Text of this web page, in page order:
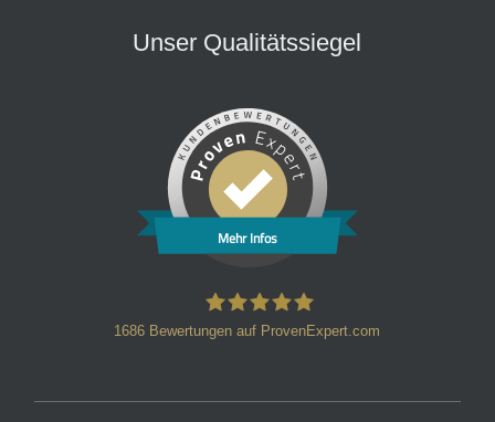
Unser Qualitätssiegel
Mehr Infos
1686 Bewertungen auf ProvenExpert.com